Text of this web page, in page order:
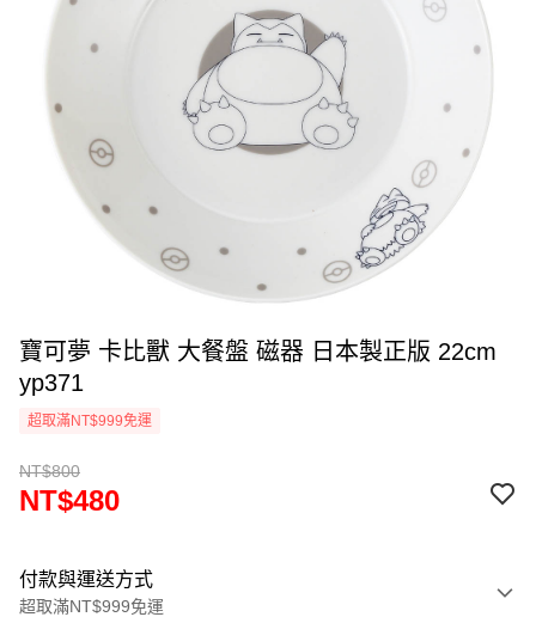
寶可夢 卡比獸 大餐盤 磁器 日本製正版 22cm
yp371
超取滿NT$999免運
NT$800
NT$480
付款與運送方式
超取滿NT$999免運